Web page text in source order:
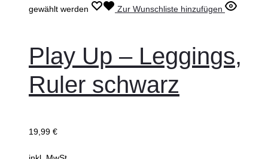
gewählt werden
Zur Wunschliste hinzufügen
Play Up – Leggings,
Ruler schwarz
19,99 €